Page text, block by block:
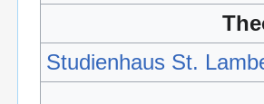
Studienhaus St.